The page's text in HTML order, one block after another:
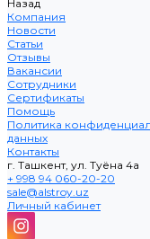
Назад
Компания
Новости
Статьи
Отзывы
Вакансии
Сотрудники
Сертификаты
Помощь
Политика
данных
Контакты
г. Ташкент, ул. Туёна 4а
+ 998 94 060-20-20
sale@alstroy.uz
Личный кабинет